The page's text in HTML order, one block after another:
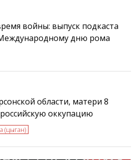
войны: выпуск подкаста
дню рома
области, матери 8
оккупацию
(цыган)